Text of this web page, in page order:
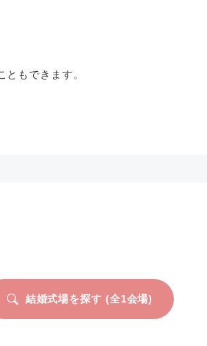
もできます。
結婚式場を探す (全1会場)